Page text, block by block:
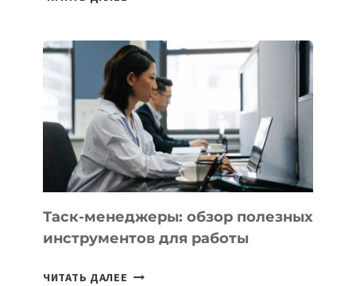
БИЗНЕСА:
КАКИЕ
3
ЗАДАЧИ
ЕМУ
МОЖНО
ПОРУЧИТЬ
УЖЕ
СЕГОДНЯ
Таск-менеджеры: обзор полезных
инструментов для работы
ЧИТАТЬ ДАЛЕЕ ТАСК-